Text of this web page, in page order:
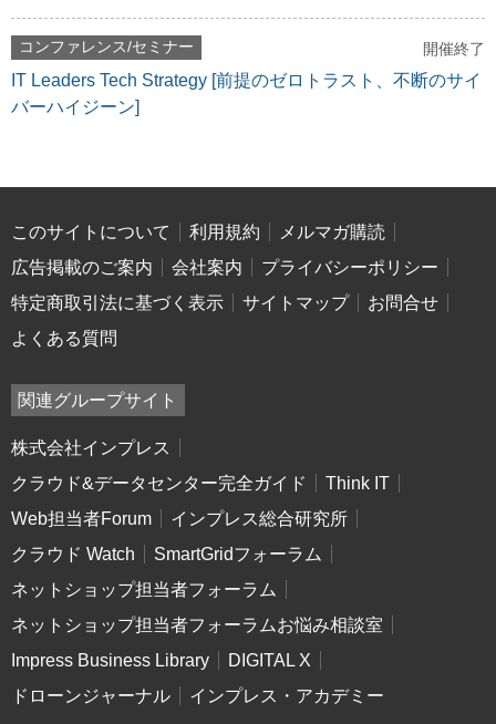
コンファレンス/セミナー 開催終了
IT Leaders Tech Strategy [前提のゼロトラスト、不断のサイ
バーハイジーン]
このサイトについて 利用規約
メルマガ購読
広告掲載のご案内
会社案内
プライバシーポリシー
特定商取引法に基づく表示
サイトマップ
お問合せ
よくある質問
関連グループサイト
株式会社インプレス
クラウド&データセンター完全ガイド
Think IT
Web担当者Forum
インプレス総合研究所
クラウド Watch
SmartGridフォーラム
ネットショップ担当者フォーラム
ネットショップ担当者フォーラムお悩み相談室
Impress Business Library
DIGITAL X
ドローンジャーナル
インプレス・アカデミー